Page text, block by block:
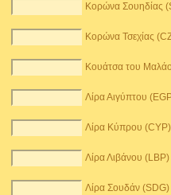
Κορώνα Σουηδίας
Κορώνα Τσεχίας
Κουάτσα του
Λίρα Αιγύπτου
Λίρα Κύπρου (CYP)
Λίρα Λιβάνου (LBP)
Λίρα Σουδάν (SDG)